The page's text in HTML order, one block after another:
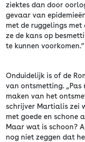
ziektes dan door
gevaar van
met de ruggelings
ze de kans op
te kunnen voorkomen.”
Onduidelijk is of de
van ontsmetting. „Pas
maken van het
schrijver Martialis zei
met goede en schone
Maar wat is schoon?
nog niet zeggen dat